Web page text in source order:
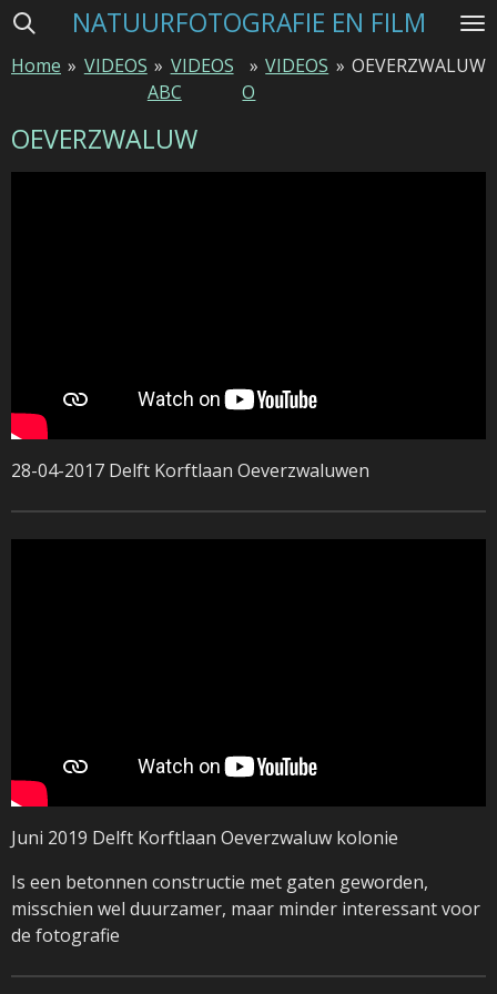
Ga
naar
hoofdinhoud
NATUURFOTOGRAFIE EN FILM
Home » VIDEOS » VIDEOS
ABC
» VIDEOS
O
» OEVERZWALUW
OEVERZWALUW
28-04-2017 Delft Korftlaan Oeverzwaluwen
Juni 2019 Delft Korftlaan Oeverzwaluw kolonie
Is een betonnen constructie met gaten geworden,
misschien wel duurzamer, maar minder interessant voor
de fotografie